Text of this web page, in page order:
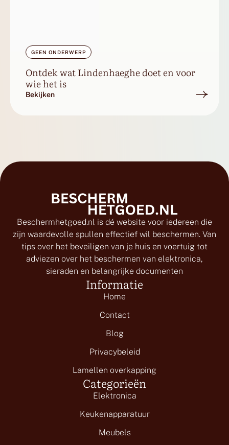
GEEN ONDERWERP
Ontdek wat Lindenhaeghe doet en voor
wie het is
Bekijken
Beschermhetgoed.nl is dé website voor iedereen die
zijn waardevolle spullen effectief wil beschermen. Van
tips over het beveiligen van je huis en voertuig tot
adviezen over het beschermen van elektronica,
sieraden en belangrijke documenten
Informatie
Home
Contact
Blog
Privacybeleid
Lamellen overkapping
Categorieën
Elektronica
Keukenapparatuur
Meubels